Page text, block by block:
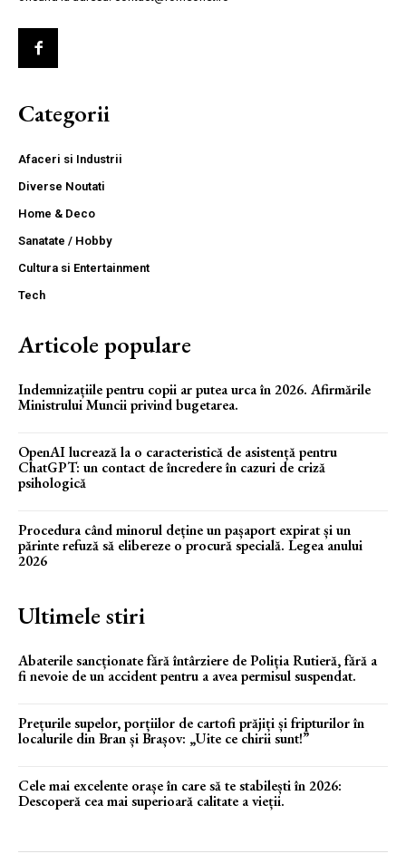
Categorii
Afaceri si Industrii
Diverse Noutati
Home & Deco
Sanatate / Hobby
Cultura si Entertainment
Tech
Articole populare
Indemnizațiile pentru copii ar putea urca în 2026. Afirmările
Ministrului Muncii privind bugetarea.
OpenAI lucrează la o caracteristică de asistență pentru
ChatGPT: un contact de încredere în cazuri de criză
psihologică
Procedura când minorul deține un pașaport expirat și un
părinte refuză să elibereze o procură specială. Legea anului
2026
Ultimele stiri
Abaterile sancționate fără întârziere de Poliția Rutieră, fără a
fi nevoie de un accident pentru a avea permisul suspendat.
Prețurile supelor, porțiilor de cartofi prăjiți și fripturilor în
localurile din Bran și Brașov: „Uite ce chirii sunt!”
Cele mai excelente orașe în care să te stabilești în 2026:
Descoperă cea mai superioară calitate a vieții.